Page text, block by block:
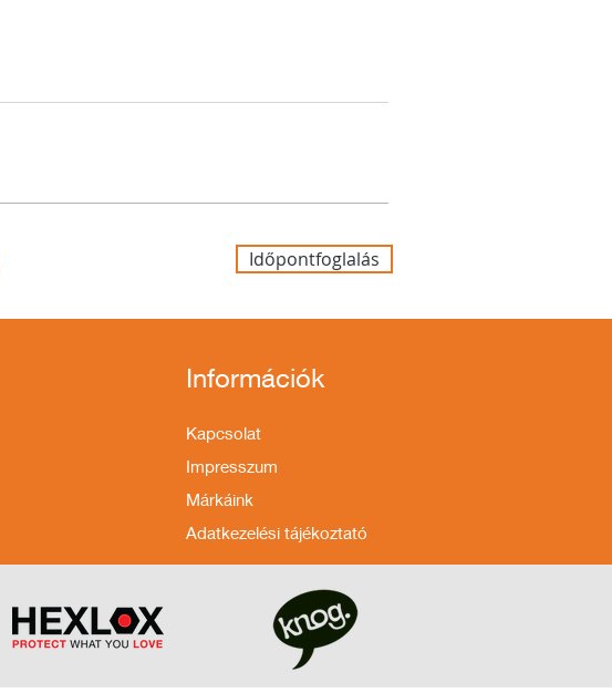
Időpontfoglalás
Információk
Kapcsolat
Impresszum
Márkáink
Adatkezelési tájékoztató